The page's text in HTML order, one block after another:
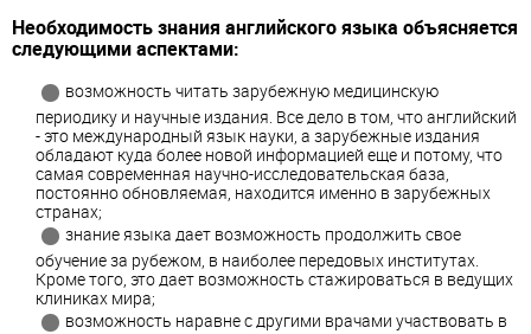
Необходимость знания английского языка объясняется
следующими аспектами:
возможность читать зарубежную медицинскую
периодику и научные издания. Все дело в том, что английский
- это международный язык науки, а зарубежные издания
обладают куда более новой информацией еще и потому, что
самая современная научно-исследовательская база,
постоянно обновляемая, находится именно в зарубежных
странах;
знание языка дает возможность продолжить свое
обучение за рубежом, в наиболее передовых институтах.
Кроме того, это дает возможность стажироваться в ведущих
клиниках мира;
возможность наравне с другими врачами участвовать в